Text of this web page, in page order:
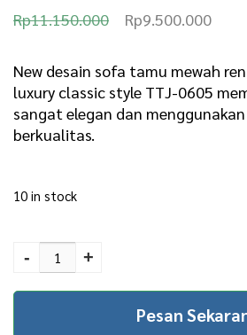
Rp11.150.000
O
i
g
i
Rp9.500.000C
r
r
e
c
e
New desain sofa tamu mewah
luxury classic style TTJ-0605
sangat elegan dan
berkualitas.
10 in stock
Mewah Renaissance 3
Seater Luxury Classic
Style TTJ-0605 quantity
- +
Pesan